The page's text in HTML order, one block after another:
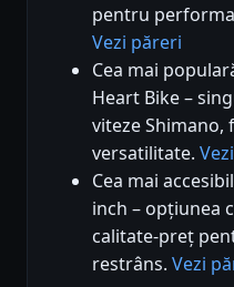
pentru
Vezi păreri
Cea mai
Heart Bike –
viteze
versatilitate.
Cea mai
inch – opțiunea
calitate-preț
restrâns. Vezi